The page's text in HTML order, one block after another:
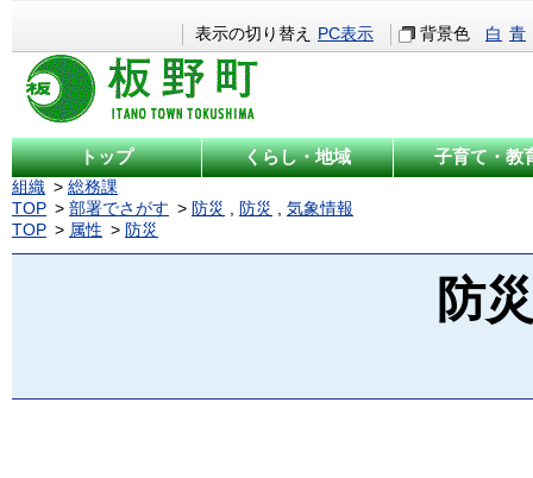
表示の切り替え PC表示 背景色 白 青
トップ くらし・地域 子育て・教
組織
総務課
TOP
部署でさがす 防災 , 防災 , 気象情報
TOP
属性 防災
防